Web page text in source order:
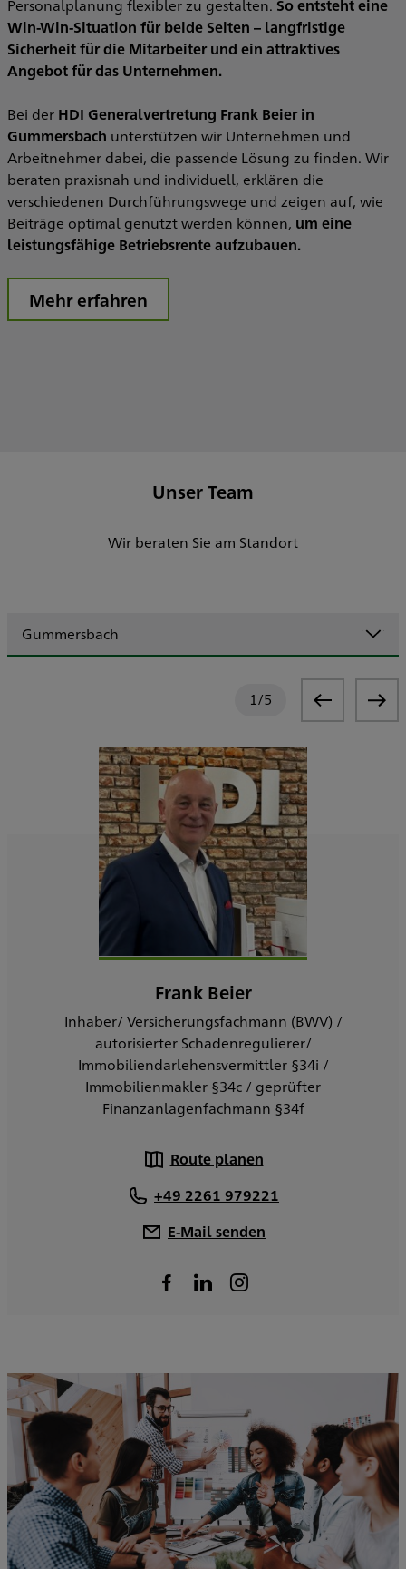
Personalplanung flexibler zu gestalten. So entsteht eine
Win-Win-Situation für beide Seiten – langfristige
Sicherheit für die Mitarbeiter und ein attraktives
Angebot für das Unternehmen.
Bei der HDI Generalvertretung Frank Beier in
Gummersbach unterstützen wir Unternehmen und
Arbeitnehmer dabei, die passende Lösung zu finden. Wir
beraten praxisnah und individuell, erklären die
verschiedenen Durchführungswege und zeigen auf, wie
Beiträge optimal genutzt werden können, um eine
leistungsfähige Betriebsrente aufzubauen.
Mehr erfahren
Unser Team
Wir beraten Sie am Standort
Gummersbach
1/5
Frank Beier
Inhaber/ Versicherungsfachmann (BWV) /
autorisierter Schadenregulierer/
Immobiliendarlehensvermittler §34i /
Immobilienmakler §34c / geprüfter
Finanzanlagenfachmann §34f
Route planen
+49 2261 979221
E-Mail senden